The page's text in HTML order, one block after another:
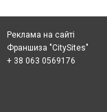
Реклама на сайті
Франшиза "CitySites"
+ 38 063 0569176